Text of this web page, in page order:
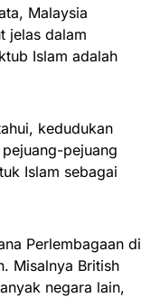
Malaysia
jelas dalam
Islam adalah
kedudukan
pejuang
Islam sebagai
Perlembagaan di
Misalnya British
negara lain,